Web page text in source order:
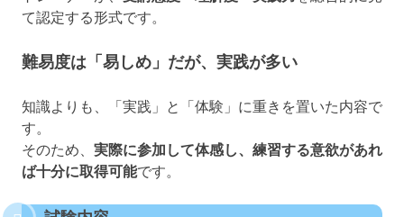
て認定する形式です。
難易度は「易しめ」だが、実践が多い
知識よりも、「実践」と「体験」に重きを置いた内容で
す。
そのため、 実際に参加して体感し、練習する意欲があれ
ば十分に取得可能です。